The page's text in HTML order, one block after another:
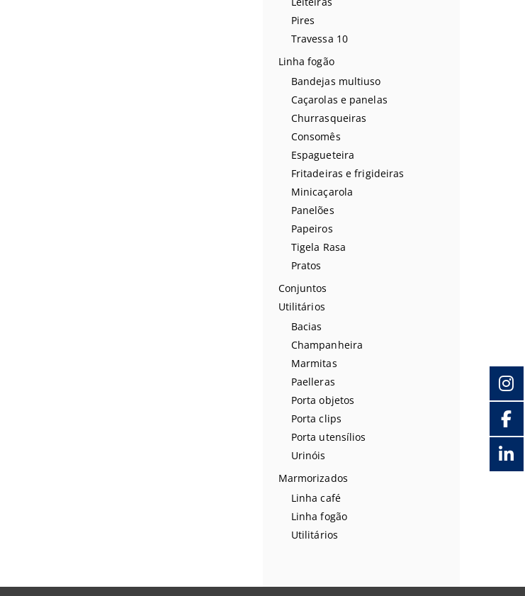
Pires
Travessa 10
Linha fogão
Bandejas multiuso
Caçarolas e panelas
Churrasqueiras
Consomês
Espagueteira
Fritadeiras e frigideiras
Minicaçarola
Panelões
Papeiros
Tigela Rasa
Pratos
Conjuntos
Utilitários
Bacias
Champanheira
Marmitas
Paelleras
Porta objetos
Porta clips
Porta utensílios
Urinóis
Marmorizados
Linha café
Linha fogão
Utilitários